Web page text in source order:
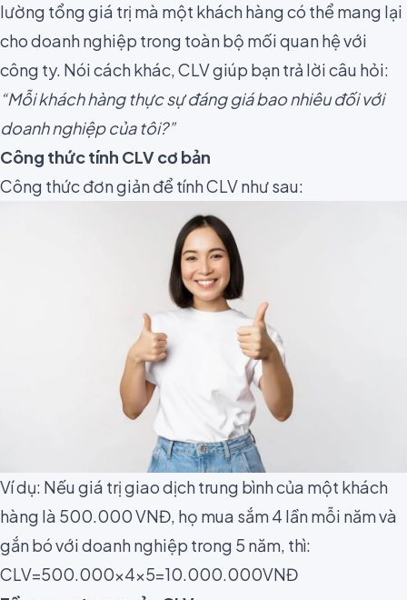
lường tổng giá trị mà một khách hàng có thể mang lại
cho doanh nghiệp trong toàn bộ mối quan hệ với
công ty. Nói cách khác, CLV giúp bạn trả lời câu hỏi:
“Mỗi khách hàng thực sự đáng giá bao nhiêu đối với
doanh nghiệp của tôi?”
Công thức tính CLV cơ bản
Công thức đơn giản để tính CLV như sau:
Ví dụ: Nếu giá trị giao dịch trung bình của một khách
hàng là 500.000 VNĐ, họ mua sắm 4 lần mỗi năm và
gắn bó với doanh nghiệp trong 5 năm, thì:
CLV=500.000×4×5=10.000.000VNĐ